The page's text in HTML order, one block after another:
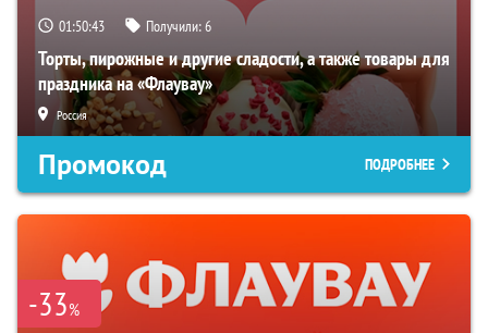
01:50:42 Получили:6
Торты, пирожные и другие сладости, а также товары для
праздника на «Флаувау»
Россия
Промокод ПОДРОБНЕЕ
-33%